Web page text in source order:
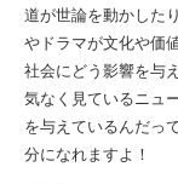
道が世論を動かした
やドラマが文化や価
社会にどう影響を与
気なく見ているニュ
を与えているんだっ
分になれますよ！